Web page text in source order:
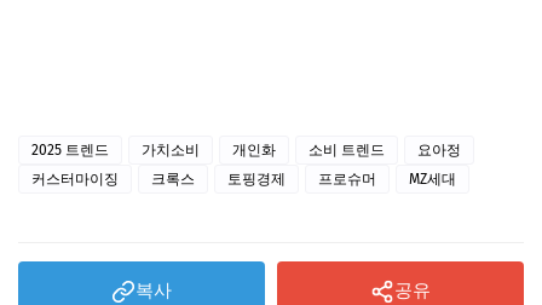
2025 트렌드 가치소비 개인화 소비 트렌드
요아정
커스터마이징
크록스 토핑경제 프로슈머 MZ세대
복사 공유